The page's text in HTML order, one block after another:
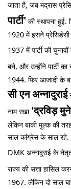
जाता है, जब मद्रास
पार्टी' की स्थापना हुई.
1920 में इसने प्रेसिडेंसी
1937 में पार्टी की
बने, और उन्होंने पार्टी
1944. फिर आजादी के
सी एन अन्नादुराई
नाम रखा 'द्रविड़
लेकिन बाकी मुल्क की
साल कांग्रेस के साल
DMK अन्नादुराई के
राज्य की सत्ता हासिल
1967. लेकिन दो साल